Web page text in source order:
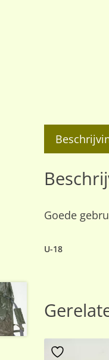
Goede
U-18